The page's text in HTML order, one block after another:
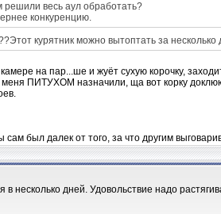
решили весь аул обработать?
конкуренцию.
курятник можно вытоптать за несколько
на пар...ше и жуёт сухую корочку,
ПИТУХОМ назначили, ща вот корку доклюю
сам был далек от того, за что другим
несколько дней. Удовольствие надо